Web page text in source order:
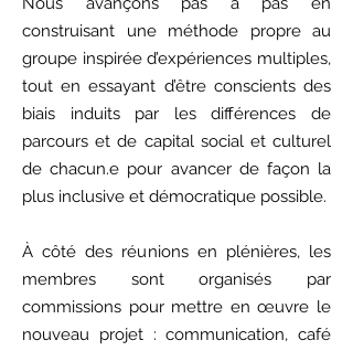
construisant une méthode propre au
groupe inspirée d’expériences multiples,
tout en essayant d’être conscients des
biais induits par les différences de
parcours et de capital social et culturel
de chacun.e pour avancer de façon la
plus inclusive et démocratique possible.
À côté des réunions en plénières, les
membres sont organisés par
commissions pour mettre en œuvre le
nouveau projet : communication, café